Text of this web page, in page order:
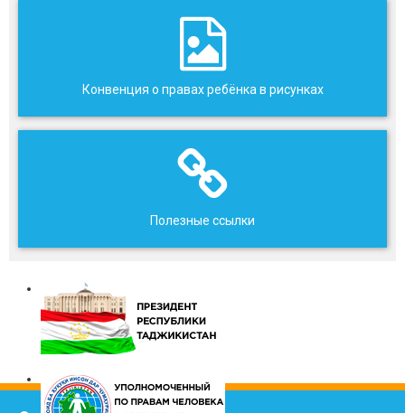
Конвенция о правах ребёнка в рисунках
Полезные ссылки